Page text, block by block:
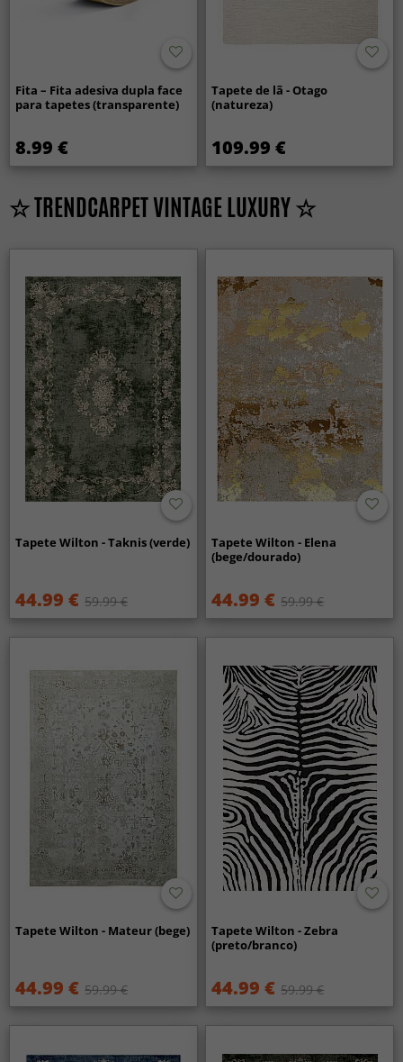
Fita – Fita adesiva dupla face
para tapetes (transparente)
8.99 €
Tapete de lã - Otago
(natureza)
109.99 €
☆ TRENDCARPET VINTAGE LUXURY ☆
Tapete Wilton - Taknis (verde)
44.99 € 59.99 €
Tapete Wilton - Elena
(bege/dourado)
44.99 € 59.99 €
Tapete Wilton - Mateur (bege)
44.99 € 59.99 €
Tapete Wilton - Zebra
(preto/branco)
44.99 € 59.99 €